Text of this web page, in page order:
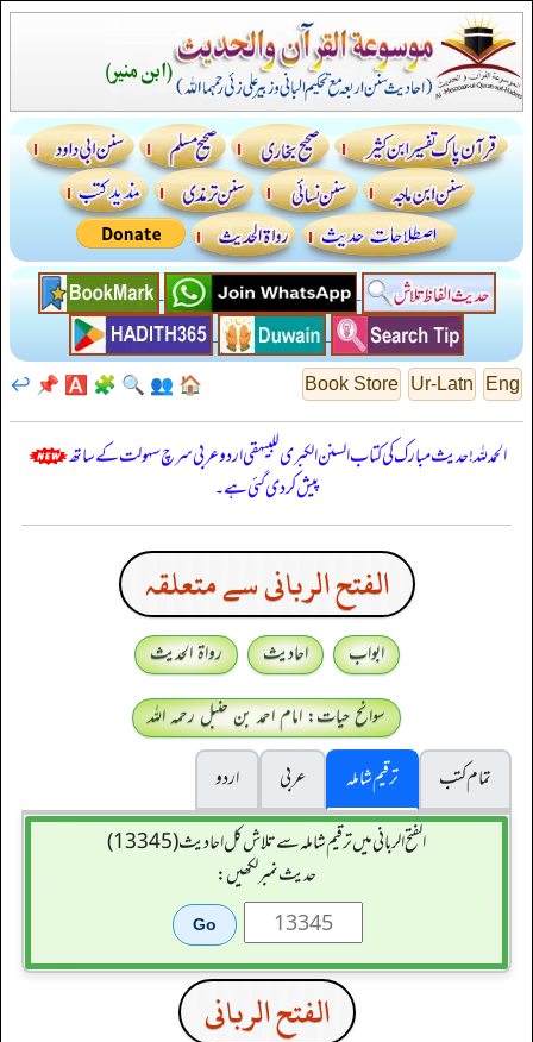
Eng
Ur-Latn
Book Store
🏠
👥
🔍
🧩
🅰️
📌
↩️
الحمدللہ! حدیث مبارک کی کتاب السنن الكبرى للبيهقي اردو عربی سرچ سہولت کے ساتھ
پیش کر دی گئی ہے۔
الفتح الربانی سے متعلقہ
ابواب احادیث
رواۃ الحدیث
سوانح حیات: امام احمد بن حنبل رحمہ اللہ
تمام کتب
ترقیم شاملہ عربی
اردو
الفتح الربانی میں ترقیم شاملہ سے تلاش کل احادیث (13345)
حدیث نمبر لکھیں:
الفتح الربانی